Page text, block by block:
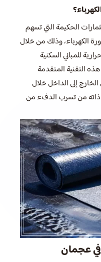
الحكيمة التي تسهم
الكهرباء، وذلك من خلال
للمباني السكنية
التقنية المتقدمة
إلى الداخل خلال
ذاته من تسرب الدفء من
عجمان